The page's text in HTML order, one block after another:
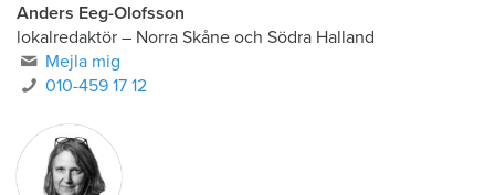
Anders Eeg-Olofsson
lokalredaktör – Norra Skåne och Södra Halland
Mejla mig
010-459 17 12